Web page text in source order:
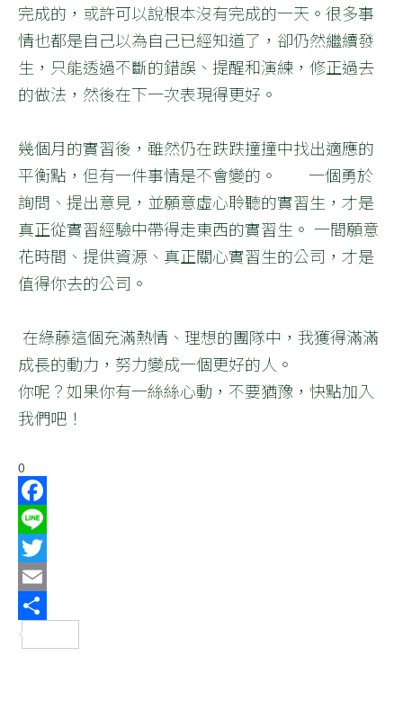
完成的，或許可以說根本沒有完成的一天。很多事
情也都是自己以為自己已經知道了，卻仍然繼續發
生，只能透過不斷的錯誤、提醒和演練，修正過去
的做法，然後在下一次表現得更好。
幾個月的實習後，雖然仍在跌跌撞撞中找出適應的
平衡點，但有一件事情是不會變的。 一個勇於
詢問、提出意見，並願意虛心聆聽的實習生，才是
真正從實習經驗中帶得走東西的實習生。 一間願意
花時間、提供資源、真正關心實習生的公司，才是
值得你去的公司。
在綠藤這個充滿熱情、理想的團隊中，我獲得滿滿
成長的動力，努力變成一個更好的人。
你呢？如果你有一絲絲心動，不要猶豫，快點加入
我們吧！
0
Facebook
Line
Twitter
Email